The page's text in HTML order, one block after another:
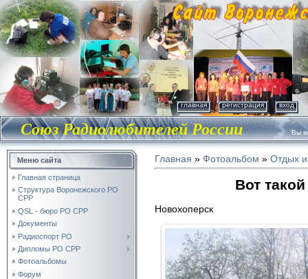
главная регистрация вход
Союз Радиолюбителей России Вы
Меню сайта
Главная страница
Структура Воронежского РО
СРР
QSL - бюро РО СРР
Документы
Радиоспорт РО
Дипломы РО СРР
Фотоальбомы
Форум
Главная » Фотоальбом » Отдых и
Вот
Новохоперск